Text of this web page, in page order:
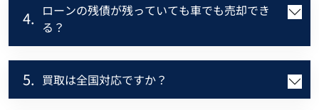
4. ローンの残債が残っていても車でも売却でき
る？
5. 買取は全国対応ですか？